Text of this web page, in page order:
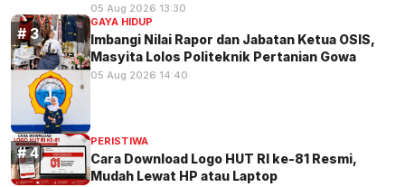
05 Aug 2026 13:30
GAYA HIDUP
Imbangi Nilai Rapor dan Jabatan Ketua OSIS,
Masyita Lolos Politeknik Pertanian Gowa
05 Aug 2026 14:40
PERISTIWA
Cara Download Logo HUT RI ke-81 Resmi,
Mudah Lewat HP atau Laptop